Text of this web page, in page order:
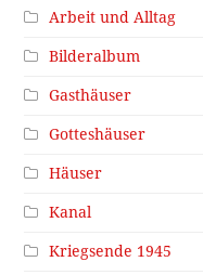
Arbeit und Alltag
Bilderalbum
Gasthäuser
Gotteshäuser
Häuser
Kanal
Kriegsende 1945